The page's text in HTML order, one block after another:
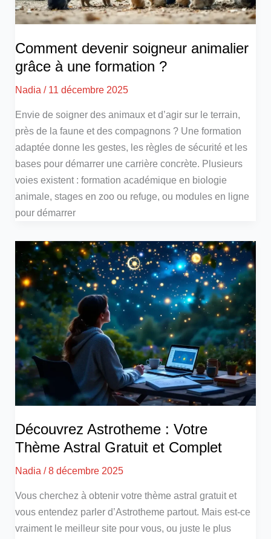
Comment devenir soigneur animalier
grâce à une formation ?
Nadia/ 11 décembre 2025
Envie de soigner des animaux et d’agir sur le terrain,
près de la faune et des compagnons ? Une formation
adaptée donne les gestes, les règles de sécurité et les
bases pour démarrer une carrière concrète. Plusieurs
voies existent : formation académique en biologie
animale, stages en zoo ou refuge, ou modules en ligne
pour démarrer
Découvrez Astrotheme : Votre
Thème Astral Gratuit et Complet
Nadia/8 décembre 2025
Vous cherchez à obtenir votre thème astral gratuit et
vous entendez parler d’Astrotheme partout. Mais est-ce
vraiment le meilleur site pour vous, ou juste le plus